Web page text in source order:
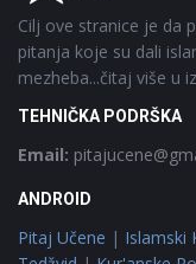
Cilj ove stranice je da
pitanja koje su dali
mezheba...čitaj više u
TEHNIČKA PODRŠKA
Email:
ANDROID
Pitaj Učene | Islamski